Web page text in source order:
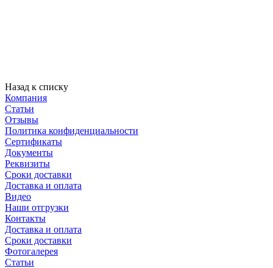
Назад к списку
Компания
Статьи
Отзывы
Политика конфиденциальности
Сертификаты
Документы
Реквизиты
Сроки доставки
Доставка и оплата
Видео
Наши отгрузки
Контакты
Доставка и оплата
Сроки доставки
Фотогалерея
Статьи